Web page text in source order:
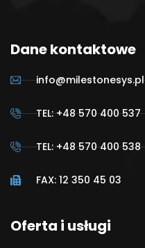
Dane kontaktowe
info@milestonesys.pl
TEL: +48 570 400 537
TEL: +48 570 400 538
FAX: 12 350 45 03
Oferta i usługi